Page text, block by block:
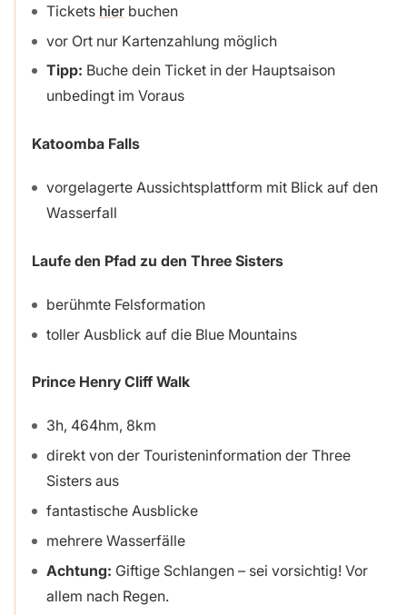
Tickets hierbuchen
vor Ort nur Kartenzahlung möglich
Tipp: Buche dein Ticket in der Hauptsaison
unbedingt im Voraus
Katoomba Falls
vorgelagerte Aussichtsplattform mit Blick auf den
Wasserfall
Laufe den Pfad zu den Three Sisters
berühmte Felsformation
toller Ausblick auf die Blue Mountains
Prince Henry Cliff Walk
3h, 464hm, 8km
direkt von der Touristeninformation der Three
Sisters aus
fantastische Ausblicke
mehrere Wasserfälle
Achtung: Giftige Schlangen – sei vorsichtig! Vor
allem nach Regen.